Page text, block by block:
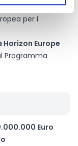
e il
per i
Europe
Programma
Euro